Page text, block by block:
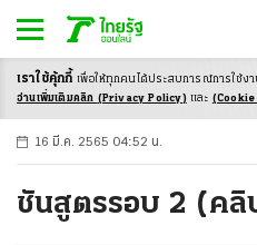
-ก ก ก+
16 มี.ค. 2565 04:52 น.
ชันสูตรรอบ 2 (คลิ
เราใช้คุ้กกี้ เพื่อให้ทุกคนได้ประสบการณ์การใช้ง
อ่านเพิ่มเติมคลิก (Privacy Policy) และ